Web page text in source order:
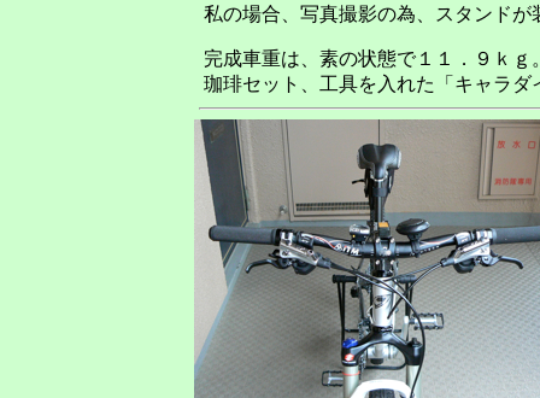
私の場合、写真撮影の為、スタンド
完成車重は、素の状態で１１．９ｋｇ
珈琲セット、工具を入れた「キャラ